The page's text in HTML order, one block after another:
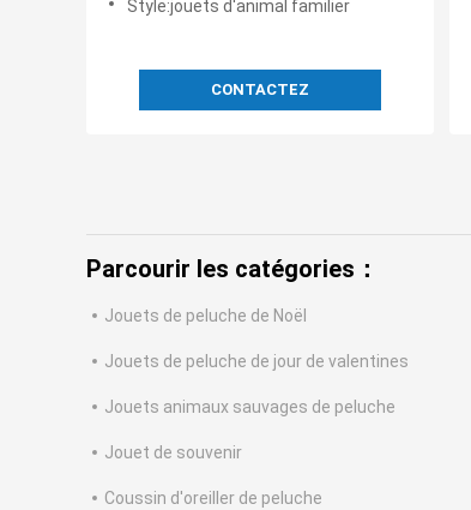
Style:jouets d'animal familier
CONTACTEZ
Parcourir les catégories：
Jouets de peluche de Noël
Jouets de peluche de jour de valentines
Jouets animaux sauvages de peluche
Jouet de souvenir
Coussin d'oreiller de peluche